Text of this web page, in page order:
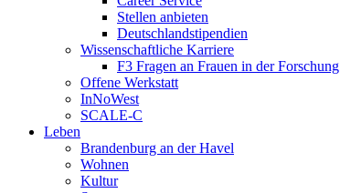
Stellen anbieten
Deutschlandstipendien
Wissenschaftliche Karriere
F3 Fragen an Frauen in der Forschung
Offene Werkstatt
InNoWest
SCALE-C
Leben
Brandenburg an der Havel
Wohnen
Kultur